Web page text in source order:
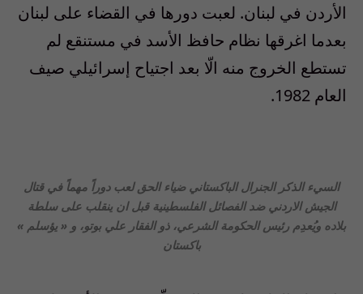
الأردن في لبنان. لعبت دورها في القضاء على لبنان
بعدما اغرقها نظام حافظ الأسد في مستنقع لم
تستطع الخروج منه الّا بعد اجتياح إسرائيلي صيف
العام 1982.
السيء الذكر الجنرال الباكستاني ضياء الحق لعب دوراً مهماً في قتال
الجيش الاردني ضد الفصائل الفلسطينية قبل ان ينقلب على سلطة
بلاده ويُعدِم رئيس الحكومة الشرعي، ذو الفقار علي بوتو، و « يؤسلم »
باكستان